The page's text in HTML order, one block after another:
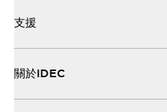
支援
關於IDEC